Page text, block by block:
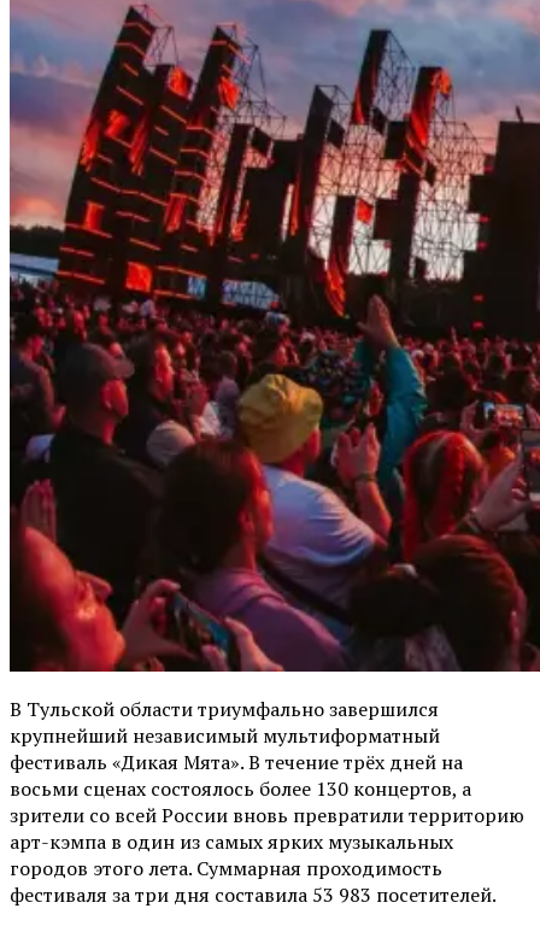
В Тульской области триумфально завершился
крупнейший независимый мультиформатный
фестиваль «Дикая Мята». В течение трёх дней на
восьми сценах состоялось более 130 концертов, а
зрители со всей России вновь превратили территорию
арт-кэмпа в один из самых ярких музыкальных
городов этого лета. Суммарная проходимость
фестиваля за три дня составила 53 983 посетителей.